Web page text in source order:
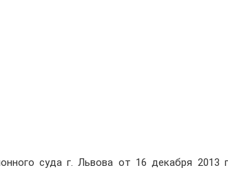
суда г. Львова от 16 декабря 2013